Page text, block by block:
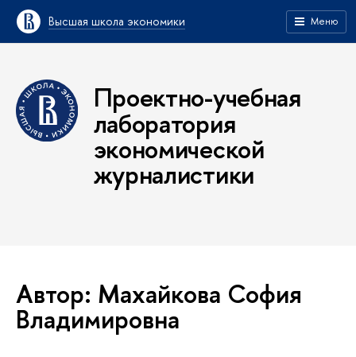
Высшая школа экономики Меню
Проектно-учебная
лаборатория
экономической
журналистики
Автор: Махайкова София
Владимировна